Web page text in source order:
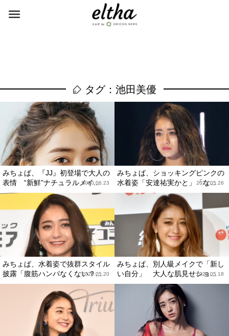
タグ：池田美優
みちょぱ、『JJ』初登場で大人の
表情 “新鮮”ナチュラルメイ...
2020.06.23
みちょぱ、ショッキングピンクの
水着姿「安達祐実かと」「な...
2020.05.26
みちょぱ、水着姿で抜群スタイル
披露「腹筋ハンパなくない？...
2020.05.20
みちょぱ、別人級メイクで「新し
い自分」 大人な肌見せショ...
2020.05.18